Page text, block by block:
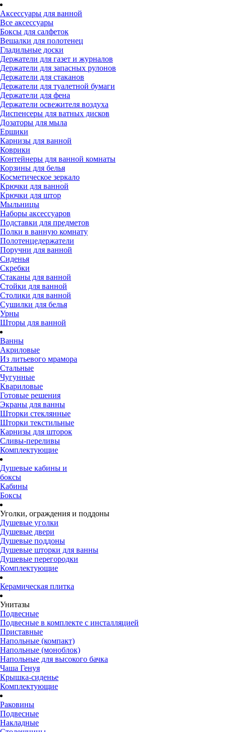
Аксессуары для ванной
Все аксессуары
Боксы для салфеток
Вешалки для полотенец
Гладильные доски
Держатели для газет и журналов
Держатели для запасных рулонов
Держатели для стаканов
Держатели для туалетной бумаги
Держатели для фена
Держатели освежителя воздуха
Диспенсеры для ватных дисков
Дозаторы для мыла
Ершики
Карнизы для ванной
Коврики
Контейнеры для ванной комнаты
Корзины для белья
Косметическое зеркало
Крючки для ванной
Крючки для штор
Мыльницы
Наборы аксессуаров
Подставки для предметов
Полки в ванную комнату
Полотенцедержатели
Поручни для ванной
Сиденья
Скребки
Стаканы для ванной
Стойки для ванной
Столики для ванной
Сушилки для белья
Урны
Шторы для ванной
Ванны
Акриловые
Из литьевого мрамора
Стальные
Чугунные
Квариловые
Готовые решения
Экраны для ванны
Шторки стеклянные
Шторки текстильные
Карнизы для шторок
Сливы-переливы
Комплектующие
Душевые кабины и
боксы
Кабины
Боксы
Уголки, ограждения и поддоны
Душевые уголки
Душевые двери
Душевые поддоны
Душевые шторки для ванны
Душевые перегородки
Комплектующие
Керамическая плитка
Унитазы
Подвесные
Подвесные в комплекте с инсталляцией
Приставные
Напольные (компакт)
Напольные (моноблок)
Напольные для высокого бачка
Чаша Генуя
Крышка-сиденье
Комплектующие
Раковины
Подвесные
Накладные